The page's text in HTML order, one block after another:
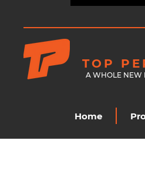
TOP
A WHOLE NEW
Home